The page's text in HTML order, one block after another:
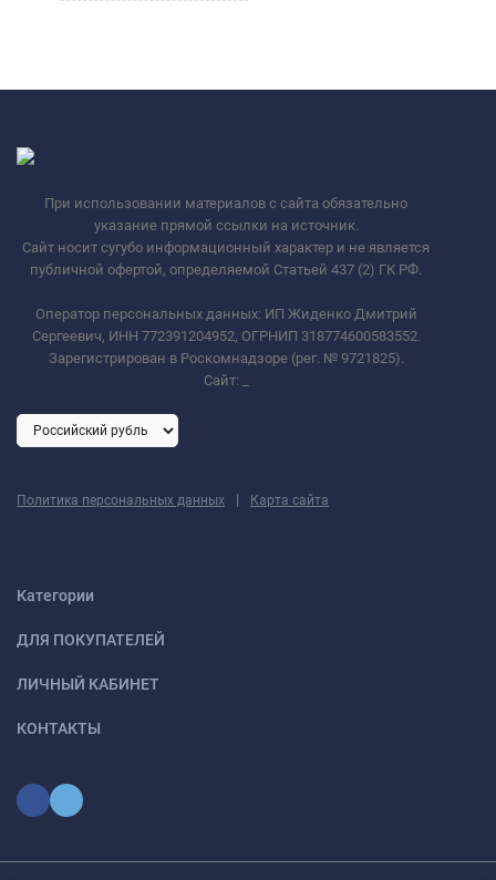
При использовании материалов с сайта обязательно
указание прямой ссылки на источник.
Сайт носит сугубо информационный характер и не является
публичной офертой, определяемой Статьей 437 (2) ГК РФ.
Оператор персональных данных: ИП Жиденко Дмитрий
Сергеевич, ИНН 772391204952, ОГРНИП 318774600583552.
Зарегистрирован в Роскомнадзоре (рег. № 9721825).
Сайт:
Политика персональных данных | Карта сайта
Категории
ДЛЯ ПОКУПАТЕЛЕЙ
ЛИЧНЫЙ КАБИНЕТ
КОНТАКТЫ